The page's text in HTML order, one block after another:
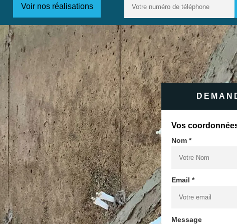
Voir nos réalisations
Vos
Nom *
Email *
Message